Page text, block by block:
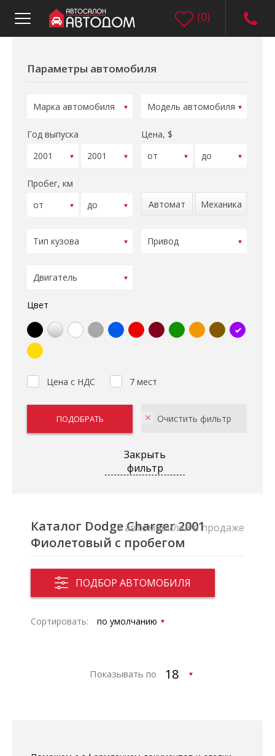
(0)
Параметры автомобиля
Год выпуска Цена, $
Пробег, км
Автомат
Механика
Цвет
Цена с НДС 7 мест
Закрыть
фильтр
Каталог Dodge Charger 2001
Фиолетовый с пробегом
ПОДБОР АВТОМОБИЛЯ
0 автомобилей в продаже
Сортировать:
Показывать по